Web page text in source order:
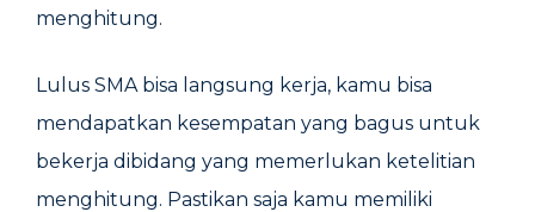
menghitung.
Lulus SMA bisa langsung kerja, kamu bisa
mendapatkan kesempatan yang bagus untuk
bekerja dibidang yang memerlukan ketelitian
menghitung. Pastikan saja kamu memiliki